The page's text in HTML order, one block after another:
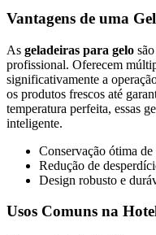
Vantagens de uma
As geladeiras para gelo
profissional. Oferecem
significativamente a
os produtos frescos até
temperatura perfeita, essas
inteligente.
Conservação ótima
Redução de
Design robusto e
Usos Comuns na